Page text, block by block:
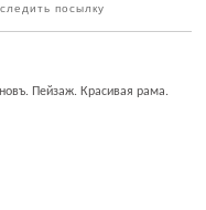
посылку
Пейзаж. Красивая рама.